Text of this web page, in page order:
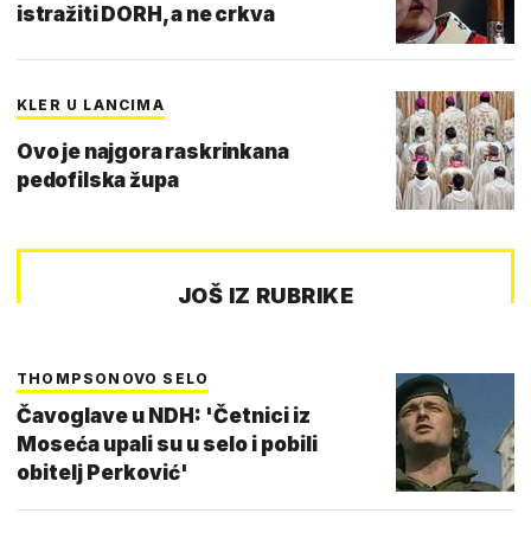
istražiti DORH, a ne crkva
KLER U LANCIMA
Ovo je najgora raskrinkana
pedofilska župa
JOŠ IZ RUBRIKE
THOMPSONOVO SELO
Čavoglave u NDH: 'Četnici iz
Moseća upali su u selo i pobili
obitelj Perković'